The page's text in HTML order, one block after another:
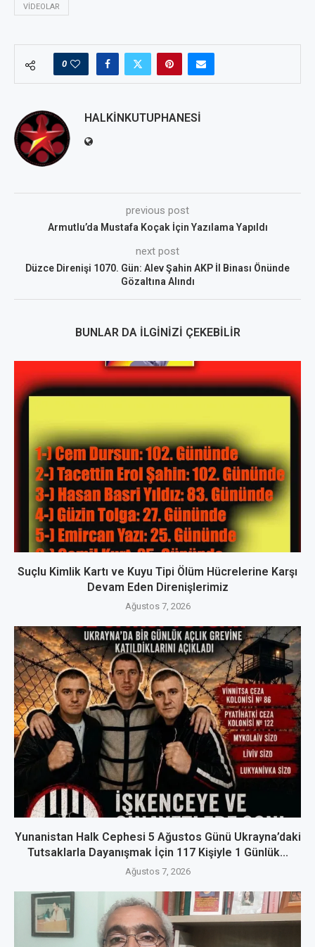
VIDEOLAR
0
HALKINKUTUPHANESI
previous post
Armutlu’da Mustafa Koçak İçin Yazılama Yapıldı
next post
Düzce Direnişi 1070. Gün: Alev Şahin AKP İl Binası Önünde
Gözaltına Alındı
BUNLAR DA İLGINIZI ÇEKEBILIR
Suçlu Kimlik Kartı ve Kuyu Tipi Ölüm Hücrelerine Karşı
Devam Eden Direnişlerimiz
Ağustos 7, 2026
Yunanistan Halk Cephesi 5 Ağustos Günü Ukrayna’daki
Tutsaklarla Dayanışmak İçin 117 Kişiyle 1 Günlük...
Ağustos 7, 2026